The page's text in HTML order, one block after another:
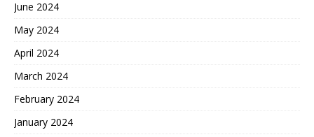
June 2024
May 2024
April 2024
March 2024
February 2024
January 2024